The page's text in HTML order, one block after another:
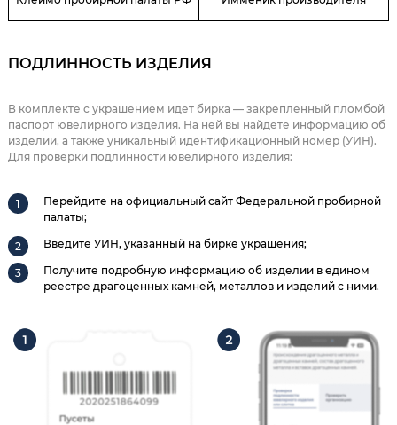
ПОДЛИННОСТЬ ИЗДЕЛИЯ
В комплекте с украшением идет бирка — закрепленный пломбой
паспорт ювелирного изделия. На ней вы найдете информацию об
изделии, а также уникальный идентификационный номер (УИН).
Для проверки подлинности ювелирного изделия:
Перейдите на официальный сайт Федеральной пробирной
палаты;
Введите УИН, указанный на бирке украшения;
Получите подробную информацию об изделии в едином
реестре драгоценных камней, металлов и изделий с ними.